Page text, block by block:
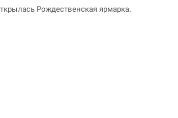
Рождественская ярмарка.